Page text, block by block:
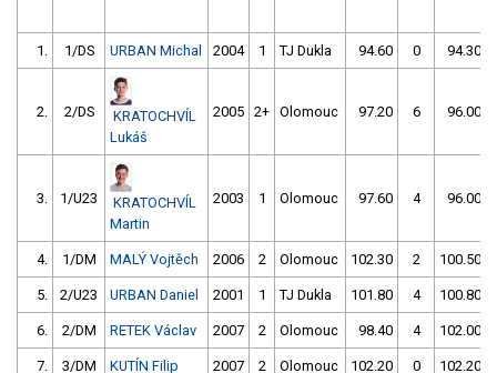
1. 1/DS URBAN Michal 2004 1 TJ Dukla 94.60 0 94.30
2. 2/DS
KRATOCHVÍL
Lukáš
2005 2+ Olomouc 97.20 6 96.00
3. 1/U23
KRATOCHVÍL
Martin
2003 1 Olomouc 97.60 4 96.00
4. 1/DM MALÝ Vojtěch 2006 2 Olomouc 102.30 2 100.50
5. 2/U23 URBAN Daniel 2001 1 TJ Dukla 101.80 4 100.80
6. 2/DM RETEK Václav 2007 2 Olomouc 98.40 4 102.00
7. 3/DM KUTÍN Filip 2007 2 Olomouc 102.20 0 102.20